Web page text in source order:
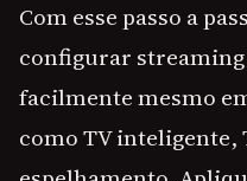
Com esse passo a
configurar
facilmente mesmo
como TV inteligente,